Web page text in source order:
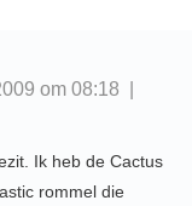
om 08:18 |
Ik heb de Cactus
rommel die